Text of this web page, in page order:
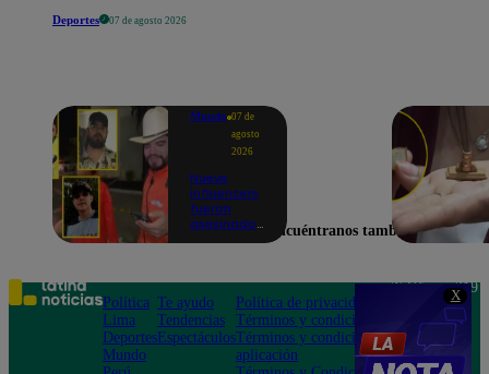
X
Deportes 07 de agosto 2026
Mundo 07 de
agosto
2026
Nueve
influencers
fueron
asesinados
el Cártel de
Sinaloa
Encuéntranos también en
Política
Lima
Deportes
Mundo
Te ayudo
Tendencias
Espectáculos
Política de privacidad
Términos y condiciones
Términos y condiciones
aplicación
Teléfono: 219
Av. San
Felipe 968
Jesús María